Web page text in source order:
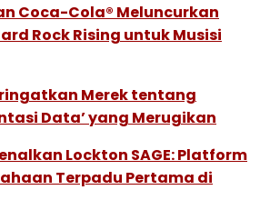
Coca-Cola® Meluncurkan
Rock Rising untuk Musisi
Merek tentang
Data’ yang Merugikan
Lockton SAGE: Platform
Terpadu Pertama di